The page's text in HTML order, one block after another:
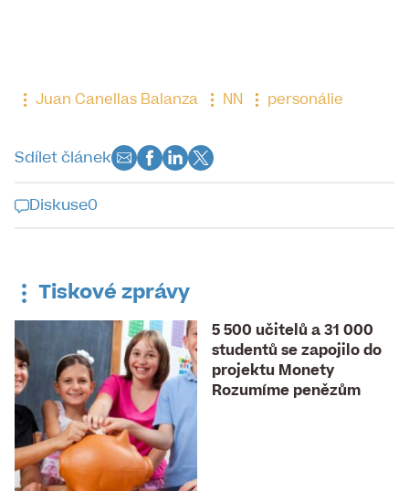
Juan Canellas Balanza NN personálie
Sdílet článek
Diskuse0
uzavřena
Tiskové zprávy
5 500 učitelů a 31 000
studentů se zapojilo do
projektu Monety
Rozumíme penězům